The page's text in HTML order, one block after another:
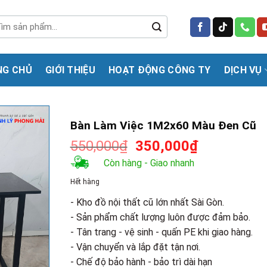
CHỦ GIỚI THIỆU HOẠT ĐỘNG CÔNG TY DỊCH VỤ
Bàn Làm Việc 1M2x60 Màu Đen Cũ
550,000₫ Giá
gốc
là:
350,000₫Giá
350,000₫.
Còn hàng - Giao nhanh
Hết hàng
- Kho đồ nội thất cũ lớn nhất Sài Gòn.
- Sản phẩm chất lượng luôn được đảm bảo.
- Tân trang - vệ sinh - quấn PE khi giao hàng.
- Vận chuyển và lắp đặt tận nơi.
- Chế độ bảo hành - bảo trì dài hạn